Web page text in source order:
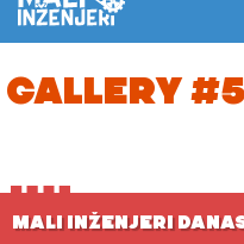
GALLERY #5
MALI INŽENJERI